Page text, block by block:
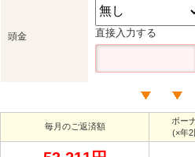
頭金 直接入力する
毎月のご返済額
ボー
(×年2